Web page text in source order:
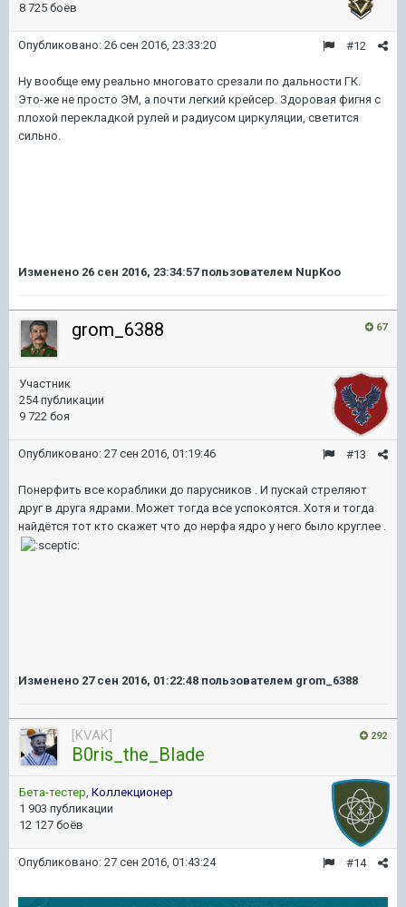
8 725 боёв
#12
Опубликовано: 26 сен 2016, 23:33:20
Ну вообще ему реально многовато срезали по дальности ГК.
Это-же не просто ЭМ, а почти легкий крейсер. Здоровая фигня с
плохой перекладкой рулей и радиусом циркуляции, светится
сильно.
Изменено 26 сен 2016, 23:34:57пользователем NupKoo
67
grom_6388
Участник
254 публикации
9 722 боя
#13
Опубликовано: 27 сен 2016, 01:19:46
Понерфить все кораблики до парусников . И пускай стреляют
друг в друга ядрами. Может тогда все успокоятся. Хотя и тогда
найдётся тот кто скажет что до нерфа ядро у него было круглее .
Изменено 27 сен 2016, 01:22:48 пользователем grom_6388
292
[KVAK]
B0ris_the_BIade
Бета-тестер, Коллекционер
1 903 публикации
12 127 боёв
#14
Опубликовано: 27 сен 2016, 01:43:24